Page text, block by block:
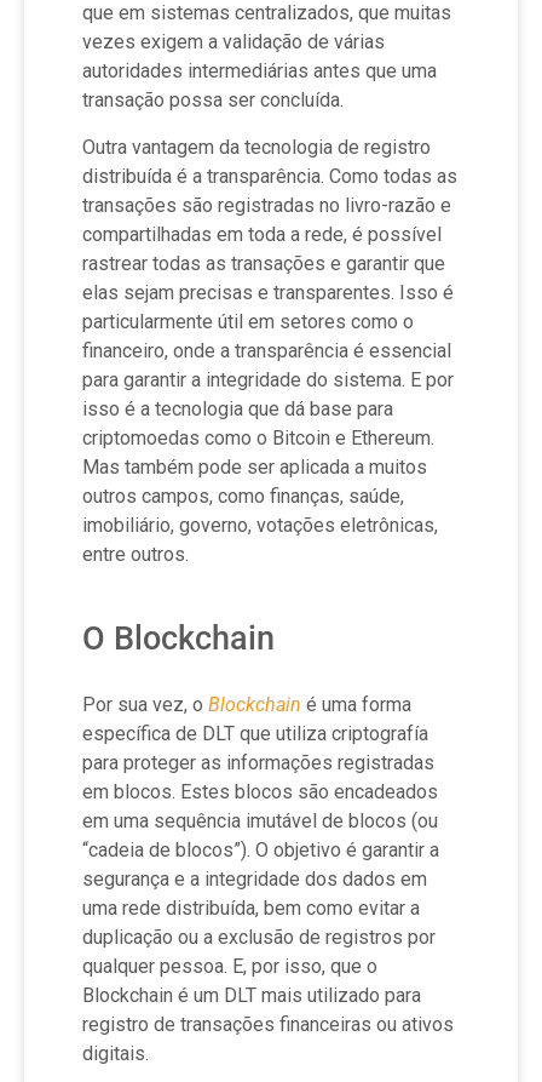
que em sistemas centralizados, que muitas
vezes exigem a validação de várias
autoridades intermediárias antes que uma
transação possa ser concluída.
Outra vantagem da tecnologia de registro
distribuída é a transparência. Como todas as
transações são registradas no livro-razão e
compartilhadas em toda a rede, é possível
rastrear todas as transações e garantir que
elas sejam precisas e transparentes. Isso é
particularmente útil em setores como o
financeiro, onde a transparência é essencial
para garantir a integridade do sistema. E por
isso é a tecnologia que dá base para
criptomoedas como o Bitcoin e Ethereum.
Mas também pode ser aplicada a muitos
outros campos, como finanças, saúde,
imobiliário, governo, votações eletrônicas,
entre outros.
O Blockchain
Por sua vez, o Blockchain é uma forma
específica de DLT que utiliza criptografía
para proteger as informações registradas
em blocos. Estes blocos são encadeados
em uma sequência imutável de blocos (ou
“cadeia de blocos”). O objetivo é garantir a
segurança e a integridade dos dados em
uma rede distribuída, bem como evitar a
duplicação ou a exclusão de registros por
qualquer pessoa. E, por isso, que o
Blockchain é um DLT mais utilizado para
registro de transações financeiras ou ativos
digitais.